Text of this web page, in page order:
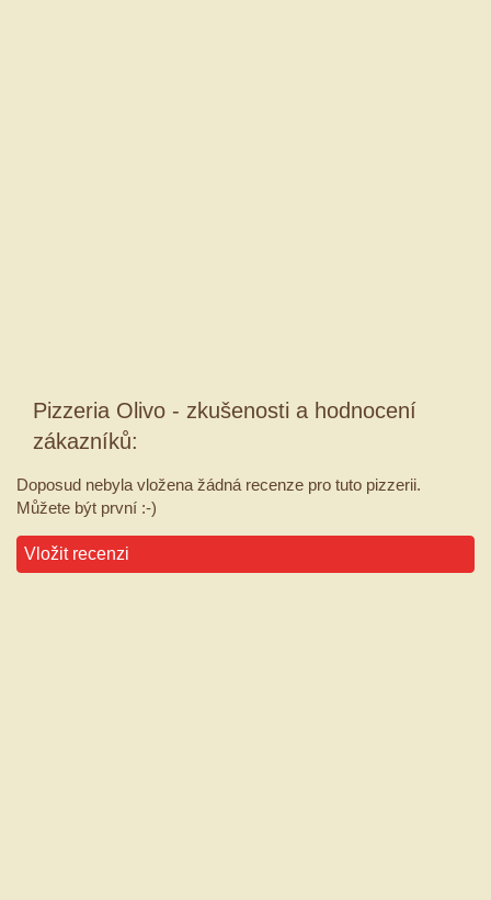
Pizzeria Olivo - zkušenosti a hodnocení
zákazníků:
Doposud nebyla vložena žádná recenze pro tuto pizzerii.
Můžete být první :-)
Vložit recenzi